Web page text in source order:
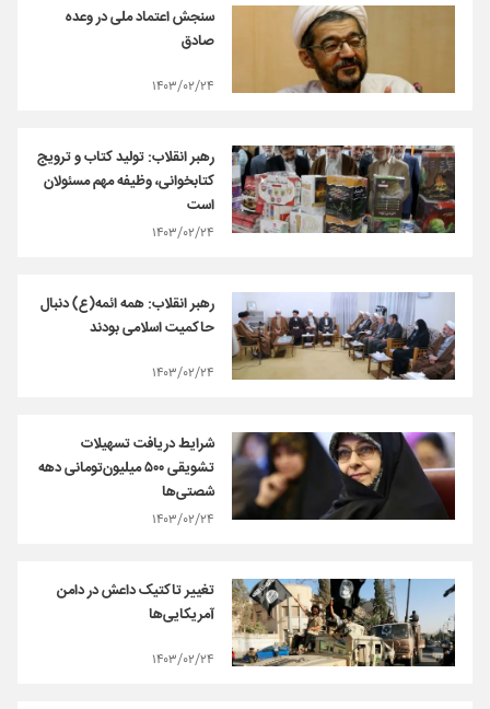
سنجش اعتماد ملی در وعده
صادق
۱۴۰۳/۰۲/۲۴
رهبر انقلاب: تولید کتاب و ترویج
کتابخوانی، وظیفه مهم مسئولان
است
۱۴۰۳/۰۲/۲۴
رهبر انقلاب: همه ائمه(ع) دنبال
حاکمیت اسلامی بودند
۱۴۰۳/۰۲/۲۴
شرایط دریافت تسهیلات
تشویقی ۵۰۰ میلیون‌تومانی دهه
شصتی‌ها
۱۴۰۳/۰۲/۲۴
تغییر تاکتیک داعش در دامن
آمریکایی‌ها
۱۴۰۳/۰۲/۲۴